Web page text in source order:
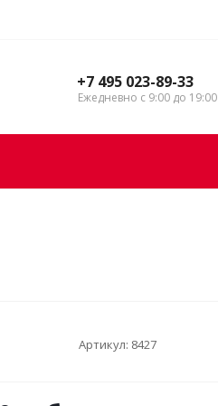
+7 495 023-89-33
Ежедневно с 9:00 до 19:00
Артикул: 8427